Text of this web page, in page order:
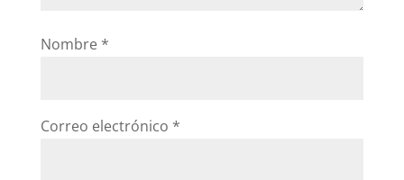
Nombre *
Correo electrónico *